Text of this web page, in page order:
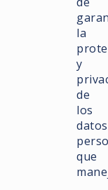
la
y
de
los
datos
que